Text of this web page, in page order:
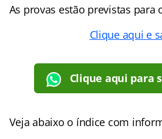
As provas estão previstas para
Clique aqui e
Clique aqui para
Veja abaixo o índice com